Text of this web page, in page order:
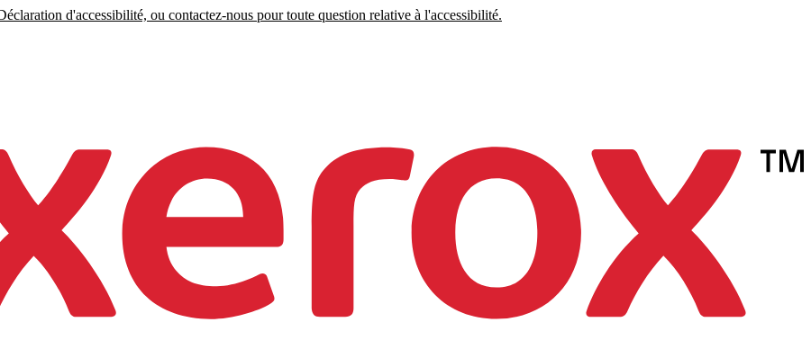
d'accessibilité, ou contactez-nous pour toute question relative à l'accessibilité.